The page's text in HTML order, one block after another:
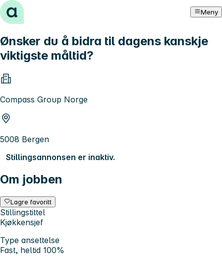
Hopp til innhold Meny
Ønsker du å bidra til dagens kanskje
viktigste måltid?
Compass Group Norge
5008 Bergen
Stillingsannonsen er inaktiv.
Om jobben
Lagre favoritt
Stillingstittel
Kjøkkensjef
Type ansettelse
Fast, heltid 100%